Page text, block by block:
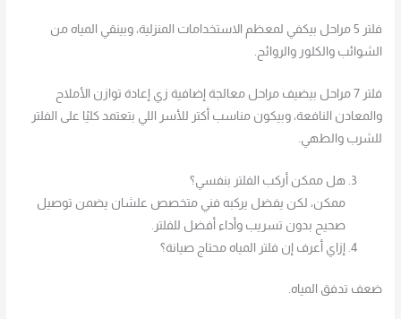
فلتر 5 مراحل بيكفي لمعظم الاستخدامات المنزلية، وبينقي المياه من
الشوائب والكلور والروائح.
فلتر 7 مراحل بيضيف مراحل معالجة إضافية زي إعادة توازن الأملاح
والمعادن النافعة، وبيكون مناسب أكتر للأسر اللي بتعتمد كليًا على الفلتر
للشرب والطهي.
هل ممكن أركب الفلتر بنفسي؟
ممكن، لكن يفضل يركبه فني متخصص علشان يضمن توصيل
صحيح بدون تسريب وأداء أفضل للفلتر.
إزاي أعرف إن فلتر المياه محتاج صيانة؟
ضعف تدفق المياه.